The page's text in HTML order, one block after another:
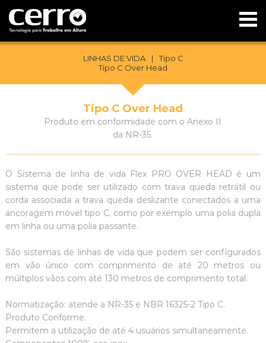
LINHAS DE VIDA |
Tipo C
Tipo C Over Head
Tipo C Over Head
Produto em conformidade com o Anexo II
da NR-35.
O Sistema de linha de vida Flex PRO OVER HEAD é um
sistema que pode ser utilizado com trava queda retrátil ou
corda associada a trava queda deslizante conectados a uma
ancoragem móvel tipo C, como por exemplo uma polia dupla
em linha ou uma polia passante.
São sistemas de linhas de vida que podem ser configurados
em vão único com comprimento de até 20 metros ou
múltiplos vãos com até 130 metros de comprimento total.
Normatização: atende a NR-35 e NBR 16325-2 Tipo C.
Produto Conforme.
Permitem a utilização de até 4 usuários simultaneamente.